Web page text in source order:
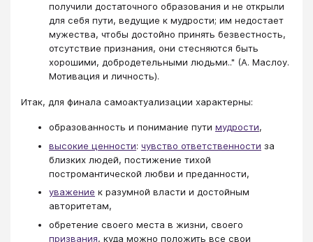
получили достаточного образования и не открыли
для себя пути, ведущие к мудрости; им недостает
мужества, чтобы достойно принять безвестность,
отсутствие признания, они стесняются быть
хорошими, добродетельными людьми.." (А. Маслоу.
Мотивация и личность).
Итак, для финала самоактуализации характерны:
образованность и понимание пути мудрости,
высокие ценности: чувство ответственности за
близких людей, постижение тихой
постромантической любви и преданности,
уважение к разумной власти и достойным
авторитетам,
обретение своего места в жизни, своего
призвания, куда можно положить все свои